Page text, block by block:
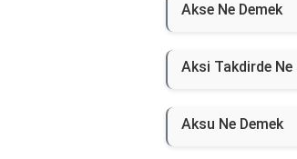
Akse Ne Demek
Aksi Takdirde Ne
Aksu Ne Demek